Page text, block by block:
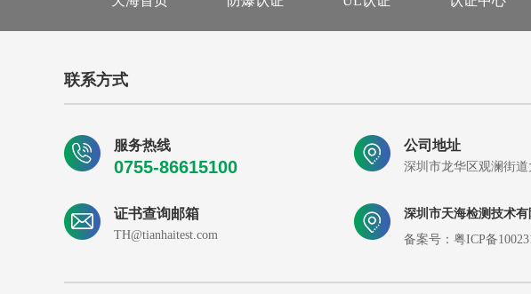
联系方式
服务热线
0755-86615100
公司地址
深圳市龙华区观澜街
证书查询邮箱
TH@tianhaitest.com
深圳市天海检测技术
备案号： 粤ICP备